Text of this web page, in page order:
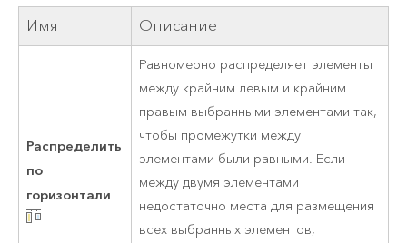
Имя Описание
Распределить
по
горизонтали
Равномерно распределяет элементы
между крайним левым и крайним
правым выбранными элементами так,
чтобы промежутки между
элементами были равными. Если
между двумя элементами
недостаточно места для размещения
всех выбранных элементов,